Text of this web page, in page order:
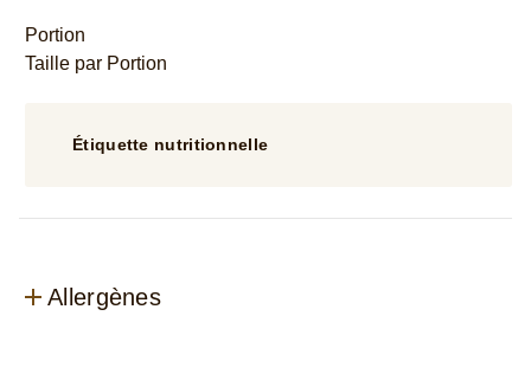
Portion
Taille par Portion
Étiquette nutritionnelle
Allergènes